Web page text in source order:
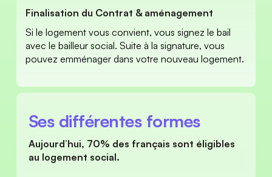
Finalisation du Contrat & aménagement
Si le logement vous convient, vous signez le bail
avec le bailleur social. Suite à la signature, vous
pouvez emménager dans votre nouveau logement.
Ses différentes formes
Aujourd’hui, 70% des français sont éligibles
au logement social.